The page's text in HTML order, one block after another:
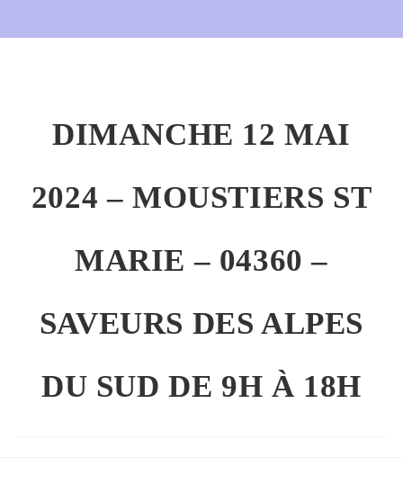
DIMANCHE 12 MAI
2024 – MOUSTIERS ST
MARIE – 04360 –
SAVEURS DES ALPES
DU SUD DE 9H À 18H